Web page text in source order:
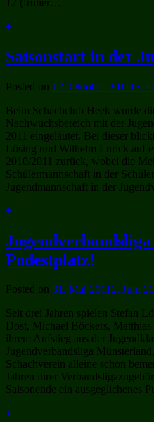
+
Saisonstart in der
Posted on 12. Oktober 201113.
Beim Schachclub Heek wurde
Nachwuchsbereich mit der
2011 eingeläutet. Bei dieser
Lösing und Wilhelm Lürick auf
2010/2011 zurück, wobei die
Schülermannschaft in der
Jugendmannschaft in der
+
Podestplatz!
Posted on 31. Mai 20112. Juni
Seit drei Jahren spielen Stefan
Dost, Michael Böckers,
ihrem Aufstieg aus der
Jugendverbandsliga
Schachverein alleine schon
Jahren ihrer
Saisonende ein ausgeglichenes
+